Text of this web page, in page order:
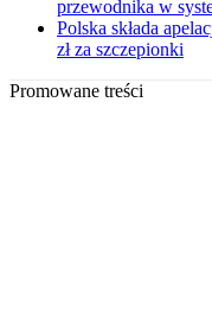
przewodnika w
Polska składa
zł za szczepionki
Promowane treści